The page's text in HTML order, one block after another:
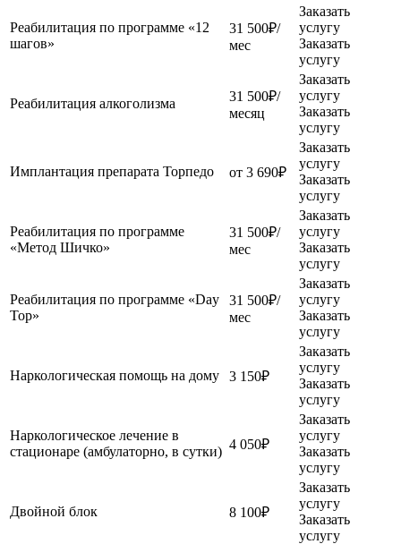
Реабилитация по программе «12
шагов»
31 500₽/
мес
Заказать
услугу
Заказать
услугу
Реабилитация алкоголизма
31 500₽/
месяц
Заказать
услугу
Заказать
услугу
Имплантация препарата Торпедо от 3 690₽
Заказать
услугу
Заказать
услугу
Реабилитация по программе
«Метод Шичко»
31 500₽/
мес
Заказать
услугу
Заказать
услугу
Реабилитация по программе «Day
Top»
31 500₽/
мес
Заказать
услугу
Заказать
услугу
Наркологическая помощь на дому 3 150₽
Заказать
услугу
Заказать
услугу
Наркологическое лечение в
стационаре (амбулаторно, в сутки) 4 050₽
Заказать
услугу
Заказать
услугу
Двойной блок 8 100₽
Заказать
услугу
Заказать
услугу